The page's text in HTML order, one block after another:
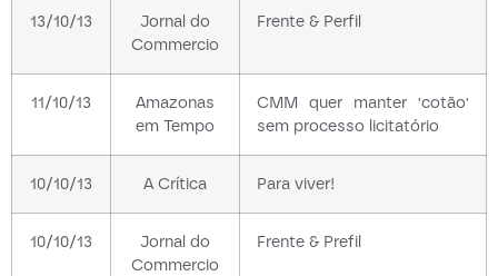
13/10/13
Jornal do
Commercio
Frente & Perfil
11/10/13
Amazonas
em Tempo
CMM quer manter 'cotão'
sem processo licitatório
10/10/13 A Crítica Para viver!
10/10/13
Jornal do
Commercio
Frente & Prefil